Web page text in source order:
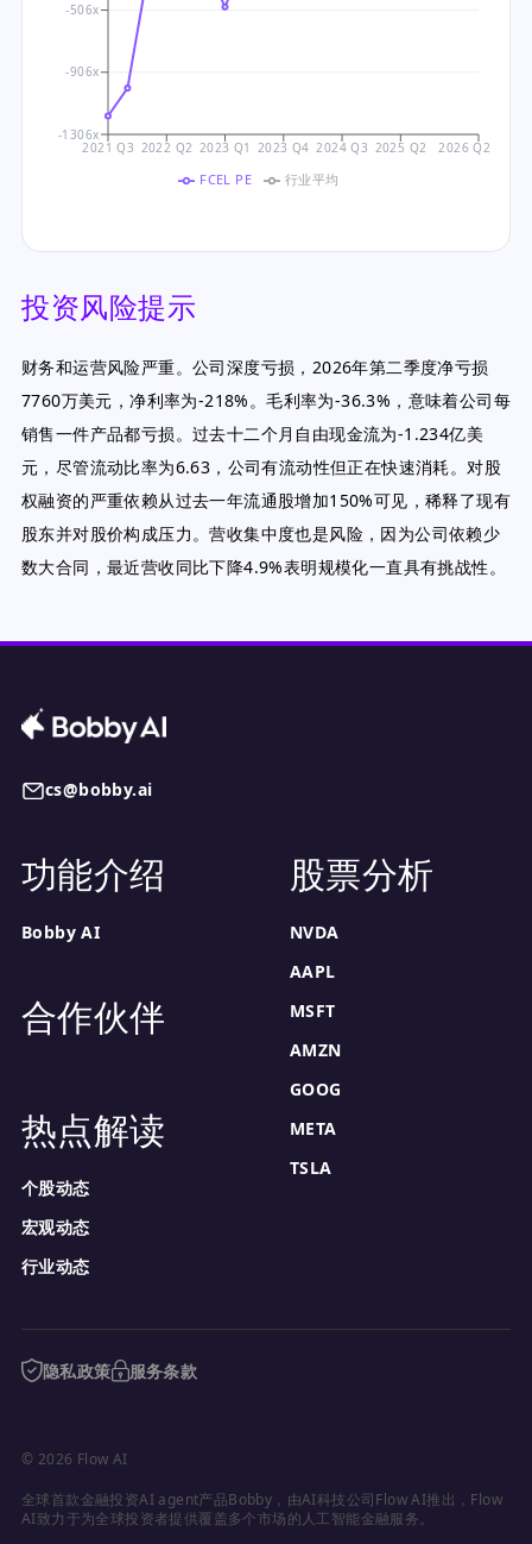
2021 Q3 2022 Q2 2023 Q1 2023 Q4 2024 Q3 2025 Q2 2026 Q2
-1306x
-906x
-506x
FCEL PE 行业平均
投资风险提示
财务和运营风险严重。公司深度亏损，2026年第二季度净亏损
7760万美元，净利率为-218%。毛利率为-36.3%，意味着公司每
销售一件产品都亏损。过去十二个月自由现金流为-1.234亿美
元，尽管流动比率为6.63，公司有流动性但正在快速消耗。对股
权融资的严重依赖从过去一年流通股增加150%可见，稀释了现有
股东并对股价构成压力。营收集中度也是风险，因为公司依赖少
数大合同，最近营收同比下降4.9%表明规模化一直具有挑战性。
cs@bobby.ai
功能介绍
Bobby AI
合作伙伴
热点解读
个股动态
宏观动态
行业动态
股票分析
NVDA
AAPL
MSFT
AMZN
GOOG
META
TSLA
隐私政策 服务条款
© 2026 Flow AI
全球首款金融投资AI agent产品Bobby，由AI科技公司Flow AI推出，Flow
AI致力于为全球投资者提供覆盖多个市场的人工智能金融服务。